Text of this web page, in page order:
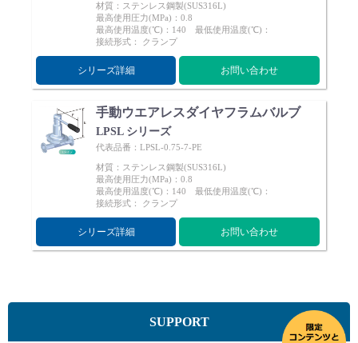
材質：ステンレス鋼製(SUS316L)
最高使用圧力(MPa)：0.8
最高使用温度(℃)：140 最低使用温度(℃)：
接続形式： クランプ
シリーズ詳細 お問い合わせ
手動ウエアレスダイヤフラムバルブ
LPSL シリーズ
代表品番：LPSL-0.75-7-PE
材質：ステンレス鋼製(SUS316L)
最高使用圧力(MPa)：0.8
最高使用温度(℃)：140 最低使用温度(℃)：
接続形式： クランプ
シリーズ詳細 お問い合わせ
SUPPORT